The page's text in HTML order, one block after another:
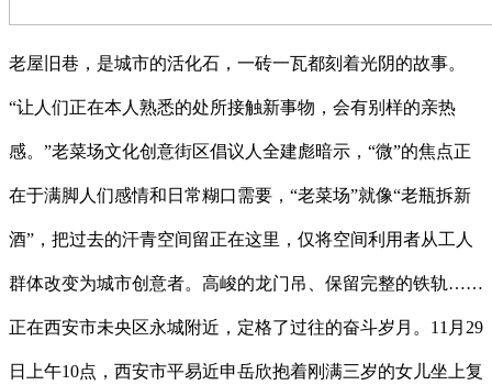
老屋旧巷，是城市的活化石，一砖一瓦都刻着光阴的故事。
“让人们正在本人熟悉的处所接触新事物，会有别样的亲热
感。”老菜场文化创意街区倡议人全建彪暗示，“微”的焦点正
在于满脚人们感情和日常糊口需要，“老菜场”就像“老瓶拆新
酒”，把过去的汗青空间留正在这里，仅将空间利用者从工人
群体改变为城市创意者。高峻的龙门吊、保留完整的铁轨……
正在西安市未央区永城附近，定格了过往的奋斗岁月。11月29
日上午10点，西安市平易近申岳欣抱着刚满三岁的女儿坐上复